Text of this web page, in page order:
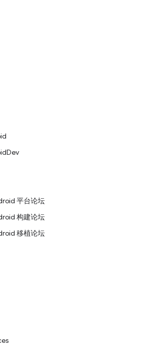
平台论坛
构建论坛
移植论坛